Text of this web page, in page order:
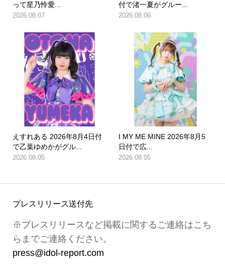
って星乃怜愛...
2026.08.07
付で渚一夏がグルー...
2026.08.06
えすれある 2026年8月4日付
で乙葉ゆめかがグル...
2026.08.05
I MY ME MINE 2026年8月5
日付で広...
2026.08.05
プレスリリース送付先
※プレスリリースなど掲載に関するご連絡はこち
らまでご連絡ください。
press@idol-report.com